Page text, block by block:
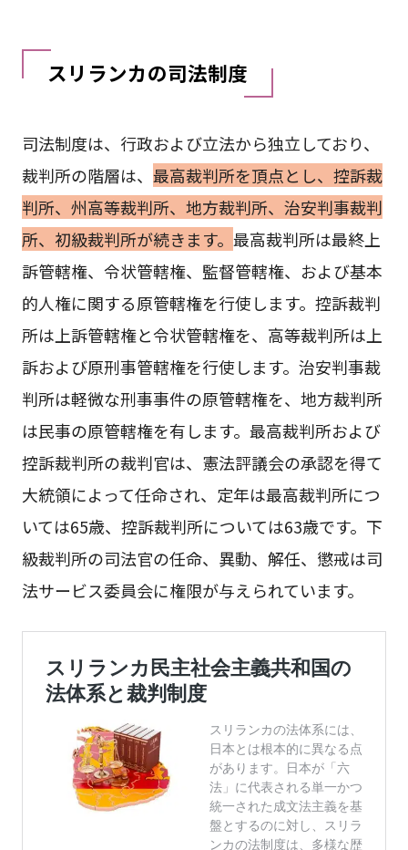
スリランカの司法制度
司法制度は、行政および立法から独立しており、
裁判所の階層は、 最高裁判所を頂点とし、控訴裁
判所、州高等裁判所、地方裁判所、治安判事裁判
所、初級裁判所が続きます。 最高裁判所は最終上
訴管轄権、令状管轄権、監督管轄権、および基本
的人権に関する原管轄権を行使します。控訴裁判
所は上訴管轄権と令状管轄権を、高等裁判所は上
訴および原刑事管轄権を行使します。治安判事裁
判所は軽微な刑事事件の原管轄権を、地方裁判所
は民事の原管轄権を有します。最高裁判所および
控訴裁判所の裁判官は、憲法評議会の承認を得て
大統領によって任命され、定年は最高裁判所につ
いては65歳、控訴裁判所については63歳です。下
級裁判所の司法官の任命、異動、解任、懲戒は司
法サービス委員会に権限が与えられています。